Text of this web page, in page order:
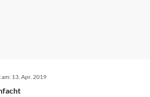
13. Apr. 2019